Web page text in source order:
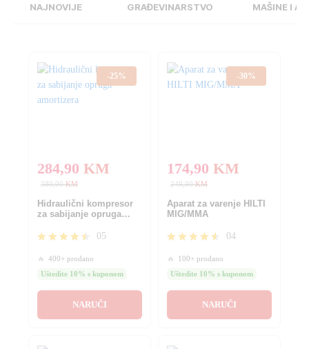
NAJNOVIJE GRAĐEVINARSTVO MAŠINE I
-25%
284,90 KM
380,00KM
Hidraulični kompresor
za sabijanje opruga
4.40
od 5
05
🔥 400+ prodano
Uštedite 10% s kuponom
NARUČI
-30%
174,90 KM
249,90KM
Aparat za varenje HILTI
MIG/MMA
4.50
od 5
04
🔥
100+ prodano
Uštedite 10% s kuponom
NARUČI